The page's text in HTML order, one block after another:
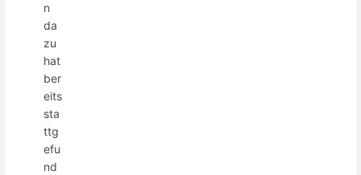
n
da
zu
hat
ber
eits
sta
ttg
efu
nd